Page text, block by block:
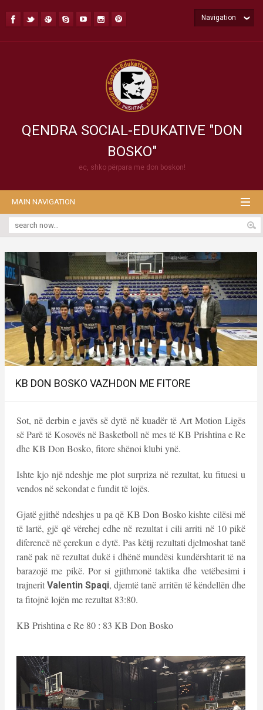
QENDRA SOCIAL-EDUKATIVE "DON
BOSKO"
ec, shko përpara me don boskon!
Navigation
MAIN NAVIGATION
KB DON BOSKO VAZHDON ME FITORE
Sot, në derbin e javës së dytë në kuadër të Art Motion Ligës
së Parë të Kosovës në Basketboll në mes të KB Prishtina e Re
dhe KB Don Bosko, fitore shënoi klubi ynë.
Ishte kjo një ndeshje me plot surpriza në rezultat, ku fituesi u
vendos në sekondat e fundit të lojës.
Gjatë gjithë ndeshjes u pa që KB Don Bosko kishte cilësi më
të lartë, gjë që vërehej edhe në rezultat i cili arriti në 10 pikë
diferencë në çerekun e dytë. Pas këtij rezultati djelmoshat tanë
ranë pak në rezultat dukë i dhënë mundësi kundërshtarit të na
barazojë me pikë. Por si gjithmonë taktika dhe vetëbesimi i
trajneritValentin Spaqi, djemtë tanë arritën të këndellën dhe
ta fitojnë lojën me rezultat 83:80.
KB Prishtina e Re 80 : 83 KB Don Bosko